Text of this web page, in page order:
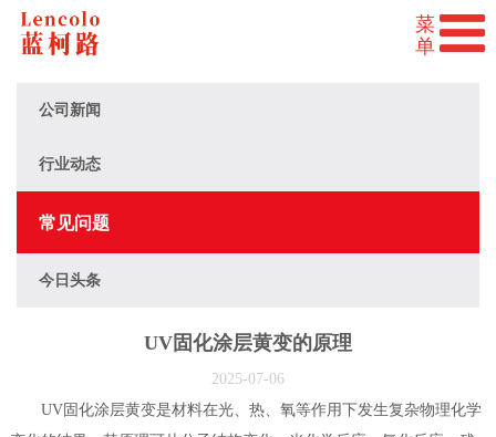
公司新闻
行业动态
常见问题
今日头条
UV固化涂层黄变的原理
2025-07-06
UV固化涂层黄变是材料在光、热、氧等作用下发生复杂物理化学